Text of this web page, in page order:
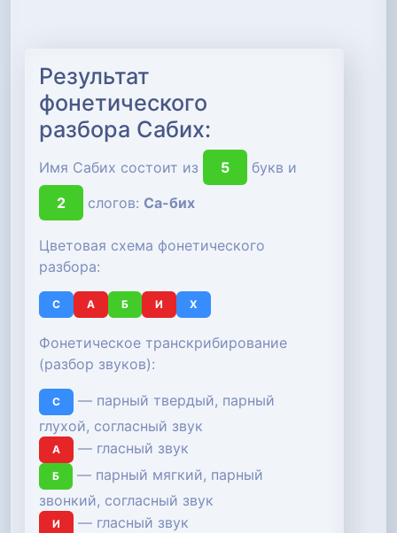
Результат
фонетического
разбора Сабих:
Имя Сабих состоит из 5
букв и
2
слогов: Са-бих
Цветовая схема фонетического
разбора:
С А Б И Х
Фонетическое транскрибирование
(разбор звуков):
С
— парный твердый, парный
глухой, согласный звук
А — гласный звук
Б
— парный мягкий, парный
звонкий, согласный звук
И — гласный звук